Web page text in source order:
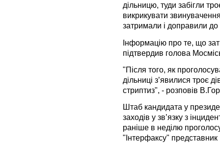
дільницю, туди забігли
викрикувати
затримали і доправили до
Інформацію про те, що
підтвердив голова
"Після того, як
дільниці з’явилися троє
стриптиз", - розповів
Штаб кандидата у
заходів у зв’язку з
раніше в неділю
"Інтерфаксу" представник